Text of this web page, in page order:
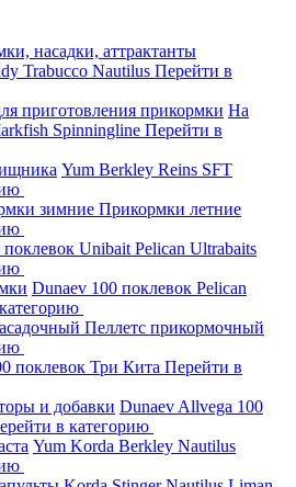
насадки, аттрактанты
Trabucco Nautilus Перейти в
приготовления прикормки На
Spinningline Перейти в
Yum Berkley Reins SFT
зимние Прикормки летние
поклевок Unibait Pelican Ultrabaits
Dunaev 100 поклевок Pelican
Пеллетс прикормочный
поклевок Три Кита Перейти в
и добавки Dunaev Allvega 100
в категорию
Yum Korda Berkley Nautilus